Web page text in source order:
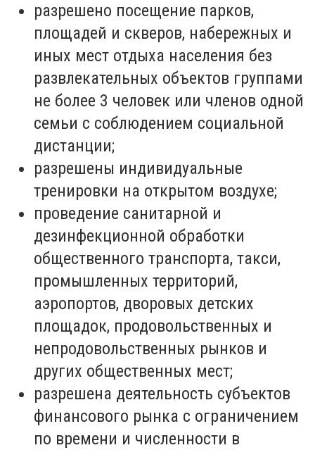
разрешено посещение парков,
площадей и скверов, набережных и
иных мест отдыха населения без
развлекательных объектов группами
не более 3 человек или членов одной
семьи с соблюдением социальной
дистанции;
разрешены индивидуальные
тренировки на открытом воздухе;
проведение санитарной и
дезинфекционной обработки
общественного транспорта, такси,
промышленных территорий,
аэропортов, дворовых детских
площадок, продовольственных и
непродовольственных рынков и
других общественных мест;
разрешена деятельность субъектов
финансового рынка с ограничением
по времени и численности в